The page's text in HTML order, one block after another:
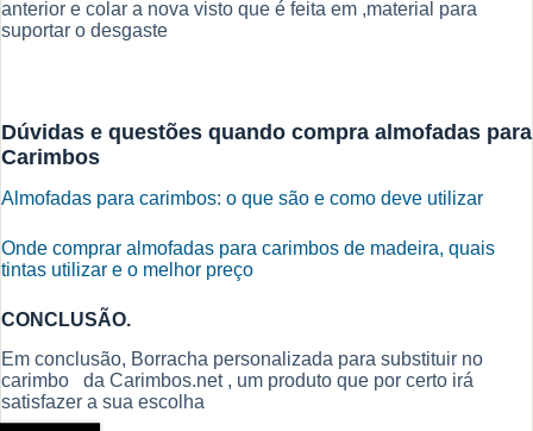
anterior e colar a nova visto que é feita em ,material para
suportar o desgaste
Dúvidas e questões quando compra almofadas para
Carimbos
Almofadas para carimbos: o que são e como deve utilizar
Onde comprar almofadas para carimbos de madeira, quais
tintas utilizar e o melhor preço
CONCLUSÃO.
Em conclusão, Borracha personalizada para substituir no
carimbo da Carimbos.net , um produto que por certo irá
satisfazer a sua escolha